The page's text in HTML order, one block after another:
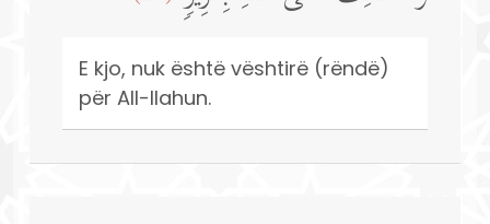
E kjo, nuk është vështirë (rëndë)
për All-llahun.